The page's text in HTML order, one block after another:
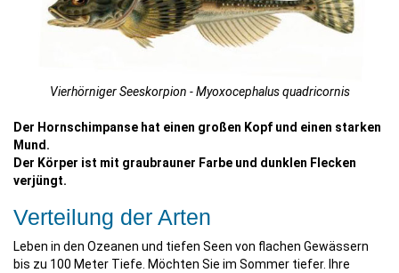
Vierhörniger Seeskorpion - Myoxocephalus quadricornis
Der Hornschimpanse hat einen großen Kopf und einen starken
Mund.
Der Körper ist mit graubrauner Farbe und dunklen Flecken
verjüngt.
Verteilung der Arten
Leben in den Ozeanen und tiefen Seen von flachen Gewässern
bis zu 100 Meter Tiefe. Möchten Sie im Sommer tiefer. Ihre